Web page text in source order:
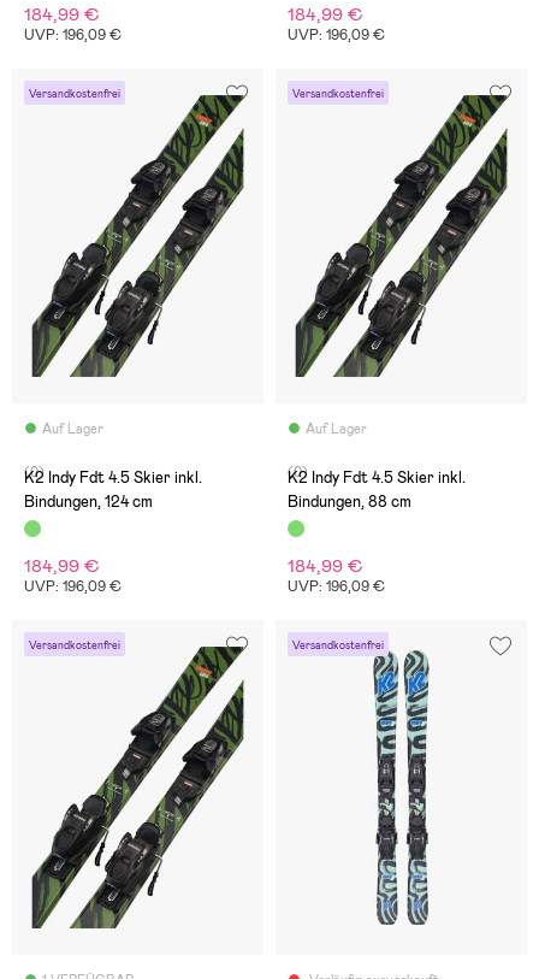
184,99 €
UVP: 196,09 €
184,99 €
UVP: 196,09 €
Versandkostenfrei
Auf Lager
(0)
K2 Indy Fdt 4.5 Skier inkl.
Bindungen, 124 cm
184,99 €
UVP: 196,09 €
Versandkostenfrei
Auf Lager
(0)
K2 Indy Fdt 4.5 Skier inkl.
Bindungen, 88 cm
184,99 €
UVP: 196,09 €
Versandkostenfrei Versandkostenfrei